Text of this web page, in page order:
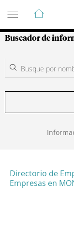
Guía de
Buscador de
Directorio de
Empresas en